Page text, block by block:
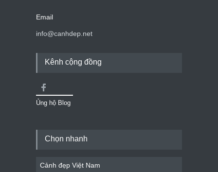
Email
info@canhdep.net
Kênh cộng đồng
Ủng hộ Blog
Chọn nhanh
Cảnh đẹp Việt Nam